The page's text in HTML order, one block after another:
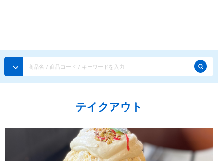
かき氷専用シロップ
天然着色の自然派シロップ
テイクアウト